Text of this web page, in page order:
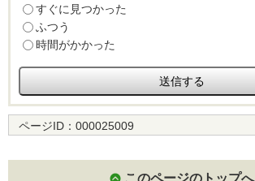
すぐに見つかった
ふつう
時間がかかった
ページID： 000025009
このページのトップへ